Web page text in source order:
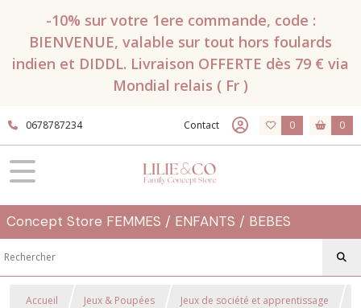
-10% sur votre 1ere commande, code :
BIENVENUE, valable sur tout hors foulards
indien et DIDDL. Livraison OFFERTE dès 79 € via
Mondial relais ( Fr )
0678787234 Contact 0 0
Concept Store FEMMES / ENFANTS / BEBES
Accueil Jeux & Poupées Jeux de société et apprentissage